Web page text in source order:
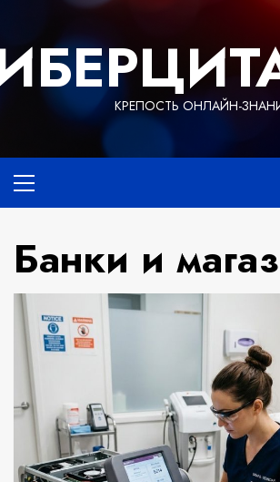
содержимому
КРЕПОСТЬ ОНЛАЙН-
меню
Банки и